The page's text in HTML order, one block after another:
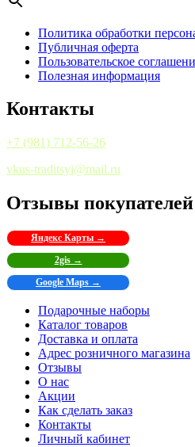
Политика обработки
Публичная оферта
Пользовательское
Полезная информация
Контакты
+7 (981) 712-56-26
vkus-traditsyi@mail.ru
Отзывы покупателей
Яндекс Карты →
2gis →
Google Maps →
Подарочные наборы
Каталог товаров
Доставка и оплата
Адрес розничного магазина
Отзывы
О нас
Акции
Как сделать заказ
Контакты
Личный кабинет